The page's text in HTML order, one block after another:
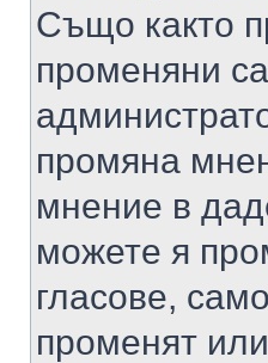
Също както
променяни
промяна
мнение в
можете я
гласове,
променят